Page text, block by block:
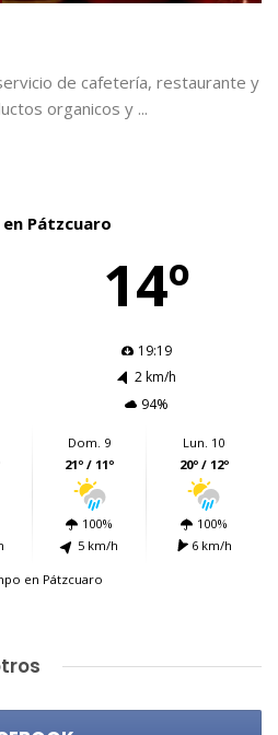
de cafetería, restaurante y
organicos y ...
en Pátzcuaro
14º
19:19
2 km/h
94%
Dom. 9
21º / 11º
100%
5 km/h
Lun. 10
20º / 12º
100%
6 km/h
en Pátzcuaro